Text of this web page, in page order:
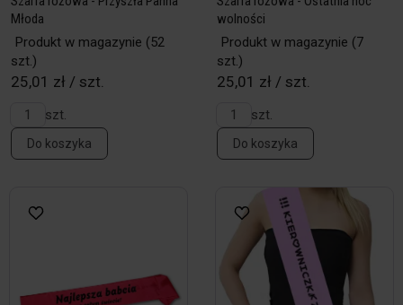
Młoda
Produkt w magazynie (52
szt.)
25,01 zł / szt.
szt.
Do koszyka
wolności
Produkt w magazynie (7
szt.)
25,01 zł / szt.
szt.
Do koszyka